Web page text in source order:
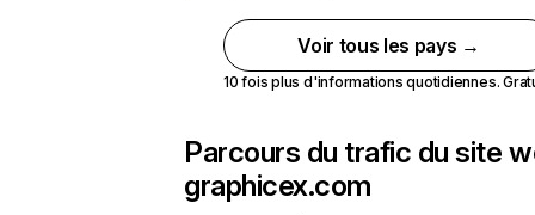
Voir tous les pays →
10 fois plus d'informations quotidiennes.
Parcours du trafic du site
graphicex.com